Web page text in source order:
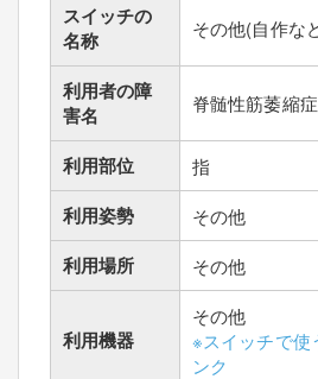
スイッチの
名称
その他(自作な
利用者の障
害名
脊髄性筋萎縮
利用部位 指
利用姿勢 その他
利用場所 その他
利用機器
その他
※スイッチで使
ンク